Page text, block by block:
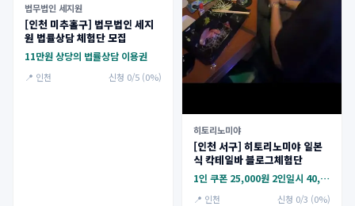
법무법인 세지원
[인천 미추홀구] 법무법인 세지
원 법률상담 체험단 모집
11만원 상당의 법률상담 이용권
📍 인천 신청 0/5 (0%)
히토리노미야
[인천 서구] 히토리노미야 일본
식 칵테일바 블로그체험단
1인 쿠폰 25,000원 2인일시 40,000원
📍 인천 신청 0/3 (0%)